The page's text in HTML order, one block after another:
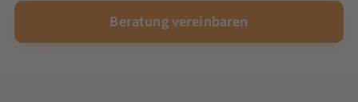
Beratung vereinbaren